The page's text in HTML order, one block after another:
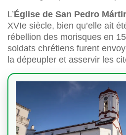
L’Église de San Pedro
XVIe siècle, bien qu’elle ait
rébellion des morisques en
soldats chrétiens furent
la dépeupler et asservir les